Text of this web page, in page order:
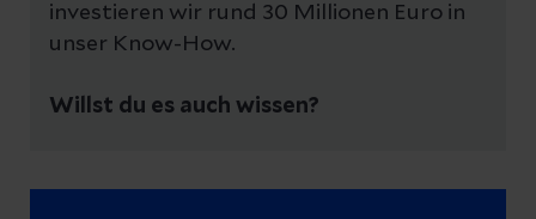
investieren wir rund 30 Millionen Euro in
unser Know-How.
Willst du es auch wissen?